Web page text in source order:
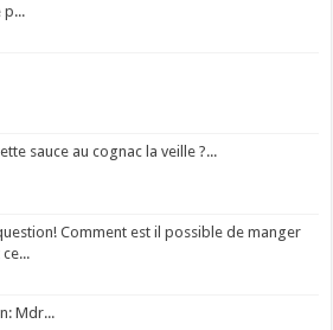
p...
sauce au cognac la veille ?...
Comment est il possible de manger
Mdr...